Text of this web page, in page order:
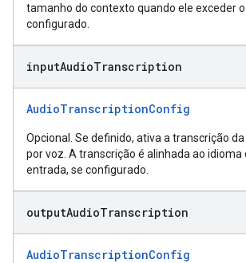
tamanho do contexto quando ele exceder
configurado.
inputAudioTranscription
AudioTranscriptionConfig
Opcional. Se definido, ativa a transcrição
por voz. A transcrição é alinhada ao idioma
entrada, se configurado.
outputAudioTranscription
AudioTranscriptionConfig